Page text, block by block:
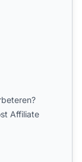
Affiliate